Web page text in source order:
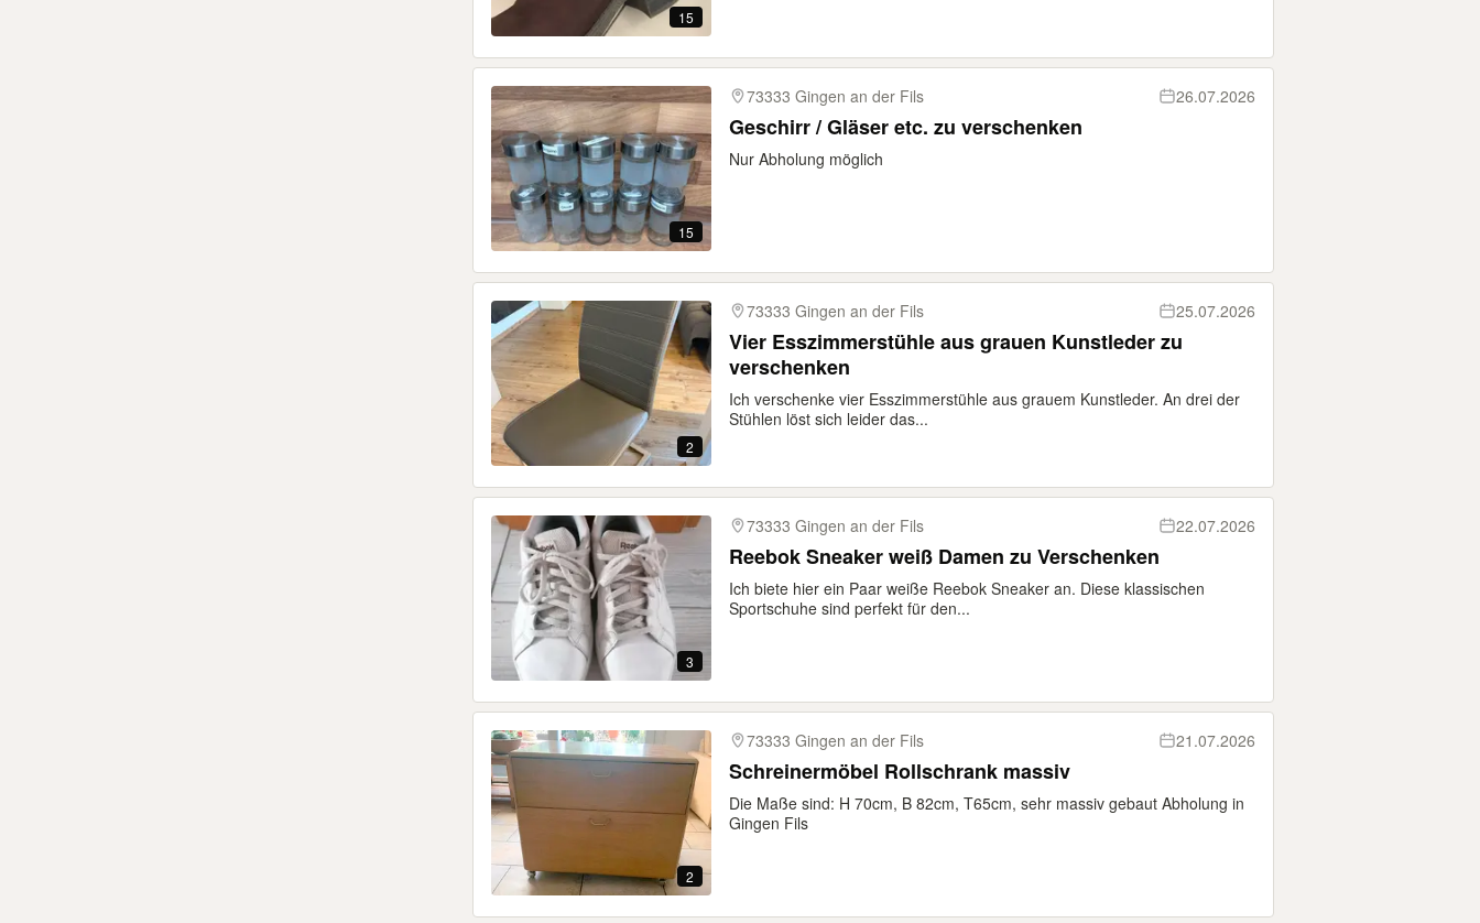
15
15
73333 Gingen an der Fils 26.07.2026
Geschirr / Gläser etc. zu verschenken
Nur Abholung möglich
2
73333 Gingen an der Fils 25.07.2026
Vier Esszimmerstühle aus grauen Kunstleder zu
verschenken
Ich verschenke vier Esszimmerstühle aus grauem Kunstleder. An drei der
Stühlen löst sich leider das...
3
73333 Gingen an der Fils 22.07.2026
Reebok Sneaker weiß Damen zu Verschenken
Ich biete hier ein Paar weiße Reebok Sneaker an. Diese klassischen
Sportschuhe sind perfekt für den...
2
73333 Gingen an der Fils 21.07.2026
Schreinermöbel Rollschrank massiv
Die Maße sind: H 70cm, B 82cm, T65cm, sehr massiv gebaut Abholung in
Gingen Fils